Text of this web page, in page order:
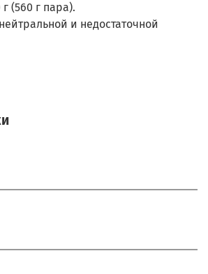
(560 г пара).
и недостаточной